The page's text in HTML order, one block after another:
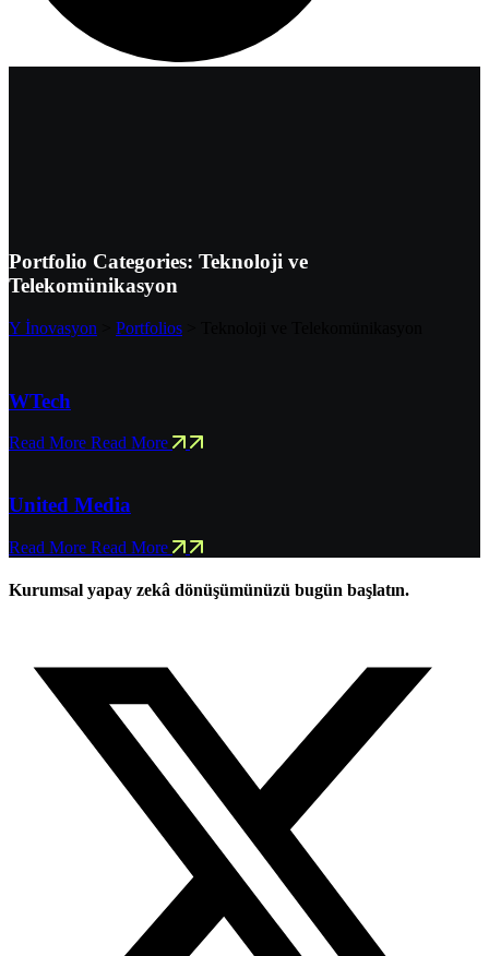
Portfolio Categories: Teknoloji ve
Telekomünikasyon
Y İnovasyon Portfolios
WTech
Read More Read More
United Media
Read More Read More
Kurumsal yapay zekâ dönüşümünüzü bugün başlatın.